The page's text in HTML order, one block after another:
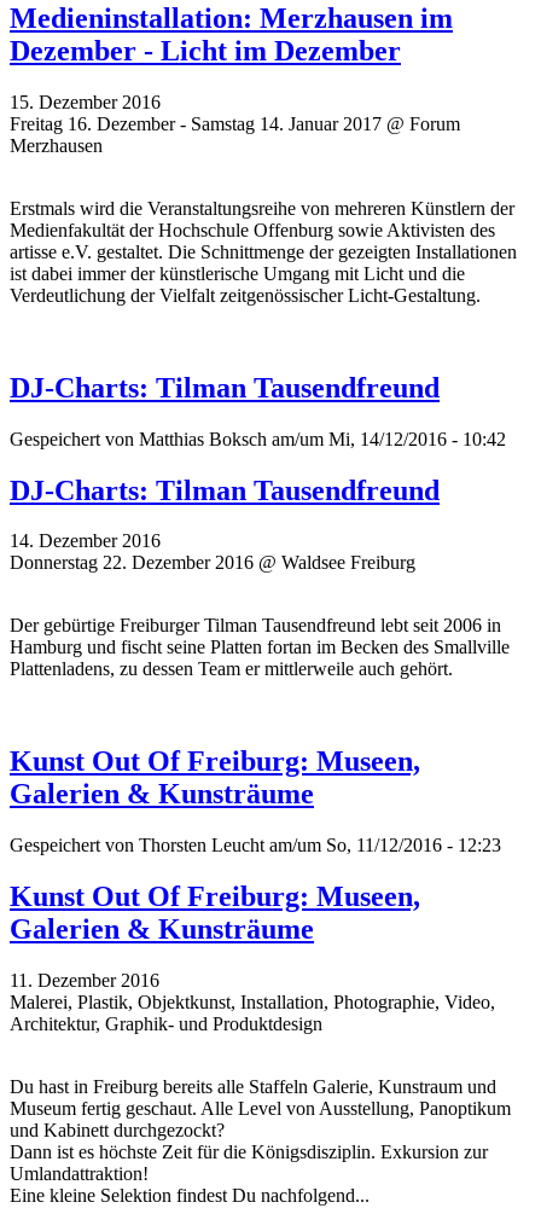
Medieninstallation: Merzhausen im
Dezember - Licht im Dezember
15. Dezember 2016
Freitag 16. Dezember - Samstag 14. Januar 2017 @ Forum
Merzhausen
Erstmals wird die Veranstaltungsreihe von mehreren Künstlern der
Medienfakultät der Hochschule Offenburg sowie Aktivisten des
artisse e.V. gestaltet. Die Schnittmenge der gezeigten Installationen
ist dabei immer der künstlerische Umgang mit Licht und die
Verdeutlichung der Vielfalt zeitgenössischer Licht-Gestaltung.
DJ-Charts: Tilman Tausendfreund
Gespeichert von Matthias Boksch am/um Mi, 14/12/2016 - 10:42
DJ-Charts: Tilman Tausendfreund
14. Dezember 2016
Donnerstag 22. Dezember 2016 @ Waldsee Freiburg
Der gebürtige Freiburger Tilman Tausendfreund lebt seit 2006 in
Hamburg und fischt seine Platten fortan im Becken des Smallville
Plattenladens, zu dessen Team er mittlerweile auch gehört.
Kunst Out Of Freiburg: Museen,
Galerien & Kunsträume
Gespeichert von Thorsten Leucht am/um So, 11/12/2016 - 12:23
Kunst Out Of Freiburg: Museen,
Galerien & Kunsträume
11. Dezember 2016
Malerei, Plastik, Objektkunst, Installation, Photographie, Video,
Architektur, Graphik- und Produktdesign
Du hast in Freiburg bereits alle Staffeln Galerie, Kunstraum und
Museum fertig geschaut. Alle Level von Ausstellung, Panoptikum
und Kabinett durchgezockt?
Dann ist es höchste Zeit für die Königsdisziplin. Exkursion zur
Umlandattraktion!
Eine kleine Selektion findest Du nachfolgend...